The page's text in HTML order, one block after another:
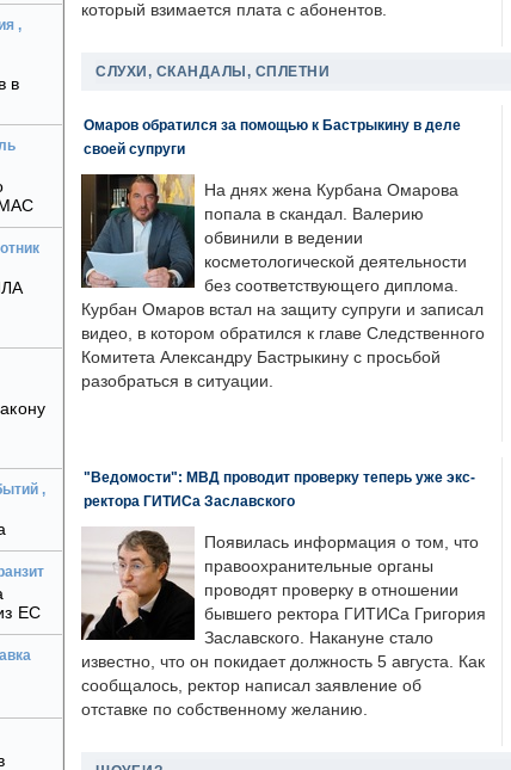
,
в
,
ЕС
который взимается плата с абонентов.
СЛУХИ, СКАНДАЛЫ, СПЛЕТНИ
Омаров обратился за помощью к Бастрыкину в деле
своей супруги
На днях жена Курбана Омарова
попала в скандал. Валерию
обвинили в ведении
косметологической деятельности
без соответствующего диплома.
Курбан Омаров встал на защиту супруги и записал
видео, в котором обратился к главе Следственного
Комитета Александру Бастрыкину с просьбой
разобраться в ситуации.
"Ведомости": МВД проводит проверку теперь уже экс-
ректора ГИТИСа Заславского
Появилась информация о том, что
правоохранительные органы
проводят проверку в отношении
бывшего ректора ГИТИСа Григория
Заславского. Накануне стало
известно, что он покидает должность 5 августа. Как
сообщалось, ректор написал заявление об
отставке по собственному желанию.